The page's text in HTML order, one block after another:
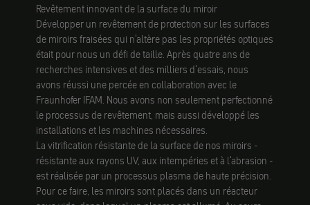
Revêtement innovant de la surface du miroir
Développer un revêtement de protection sur les surfaces
de miroirs fraisées qui n'altère pas les propriétés optiques
était pour nous un défi de taille. Après quatre ans de
recherches intensives et des milliers d'essais, nous
avons réussi une percée en collaboration avec le
Fraunhofer IFAM. Nous avons non seulement perfectionné
le processus de revêtement, mais aussi développé les
installations et les machines nécessaires.
La vitrification résistante de la surface de nos miroirs -
résistante aux rayons UV, aux intempéries et à l'abrasion -
est réalisée par un processus plasma de haute précision.
Pour ce faire, les miroirs sont placés dans un réacteur